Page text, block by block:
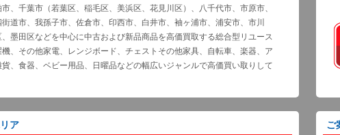
、千葉市（若葉区、稲毛区、美浜区、花見川区）、八千代市、市原市、
道市、我孫子市、佐倉市、印西市、白井市、袖ヶ浦市、浦安市、市川
墨田区などを中心に中古および新品商品を高価買取する総合型リユース
、その他家電、レンジボード、チェストその他家具、自転車、楽器、ア
、食器、ベビー用品、日曜品などの幅広いジャンルで高価買い取りして
ア ご